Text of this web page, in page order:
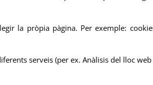
la pròpia pàgina. Per exemple:
serveis (per ex. Anàlisis del lloc